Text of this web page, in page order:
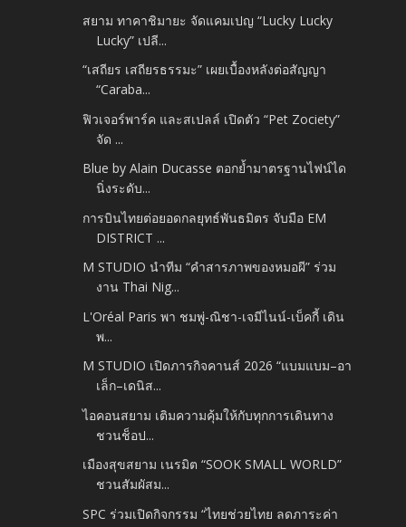
สยาม ทาคาชิมายะ จัดแคมเปญ “Lucky Lucky
Lucky” เปลี...
“เสถียร เสถียรธรรมะ” เผยเบื้องหลังต่อสัญญา
“Caraba...
ฟิวเจอร์พาร์ค และสเปลล์ เปิดตัว “Pet Zociety”
จัด ...
Blue by Alain Ducasse ตอกย้ำมาตรฐานไฟน์ได
นิ่งระดับ...
การบินไทยต่อยอดกลยุทธ์พันธมิตร จับมือ EM
DISTRICT ...
M STUDIO นำทีม “คำสารภาพของหมอผี” ร่วม
งาน Thai Nig...
L'Oréal Paris พา ชมพู่-ณิชา-เจมีไนน์-เบ็คกี้ เดิน
พ...
M STUDIO เปิดภารกิจคานส์ 2026 “แบมแบม–อา
เล็ก–เดนิส...
ไอคอนสยาม เติมความคุ้มให้กับทุกการเดินทาง
ชวนช็อป...
เมืองสุขสยาม เนรมิต “SOOK SMALL WORLD”
ชวนสัมผัสม...
SPC ร่วมเปิดกิจกรรม “ไทยช่วยไทย ลดภาระค่า